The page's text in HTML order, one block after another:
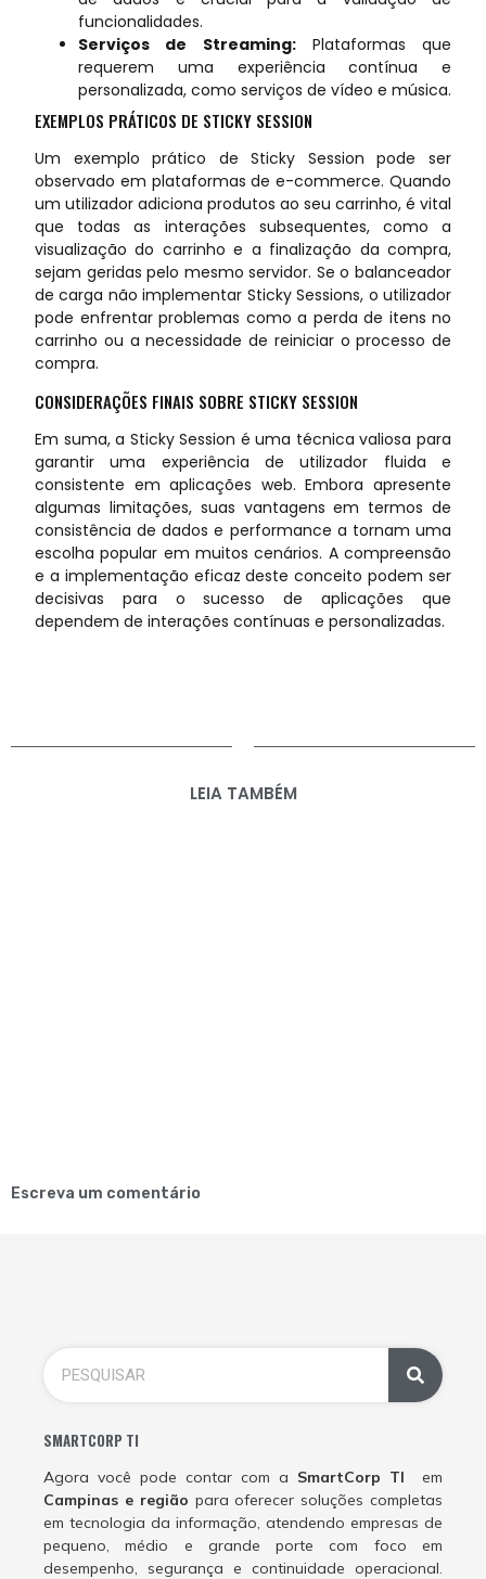
funcionalidades.
Serviços de Streaming:Plataformas que
requerem uma experiência contínua e
personalizada, como serviços de vídeo e música.
EXEMPLOS PRÁTICOS DE STICKY SESSION
Um exemplo prático de Sticky Session pode ser
observado em plataformas de e-commerce. Quando
um utilizador adiciona produtos ao seu carrinho, é vital
que todas as interações subsequentes, como a
visualização do carrinho e a finalização da compra,
sejam geridas pelo mesmo servidor. Se o balanceador
de carga não implementar Sticky Sessions, o utilizador
pode enfrentar problemas como a perda de itens no
carrinho ou a necessidade de reiniciar o processo de
compra.
CONSIDERAÇÕES FINAIS SOBRE STICKY SESSION
Em suma, a Sticky Session é uma técnica valiosa para
garantir uma experiência de utilizador fluida e
consistente em aplicações web. Embora apresente
algumas limitações, suas vantagens em termos de
consistência de dados e performance a tornam uma
escolha popular em muitos cenários. A compreensão
e a implementação eficaz deste conceito podem ser
decisivas para o sucesso de aplicações que
dependem de interações contínuas e personalizadas.
LEIA TAMBÉM
Escreva um comentário
SMARTCORP TI
Agora você pode contar com a SmartCorp TI em
Campinas e região para oferecer soluções completas
em tecnologia da informação, atendendo empresas de
pequeno, médio e grande porte com foco em
desempenho, segurança e continuidade operacional.